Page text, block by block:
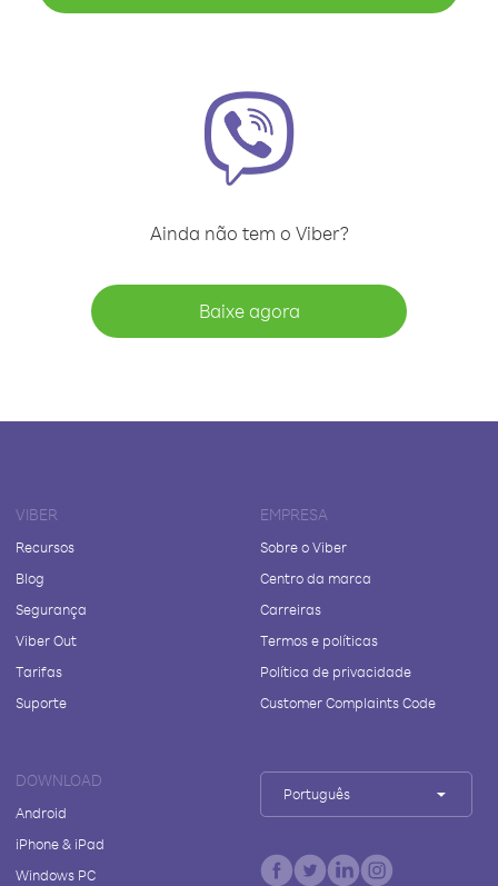
Ainda não tem o Viber?
Baixe agora
VIBER
Recursos
Blog
Segurança
Viber Out
Tarifas
Suporte
EMPRESA
Sobre o Viber
Centro da marca
Carreiras
Termos e políticas
Política de privacidade
Customer Complaints Code
DOWNLOAD
Android
iPhone & iPad
Windows PC
Português